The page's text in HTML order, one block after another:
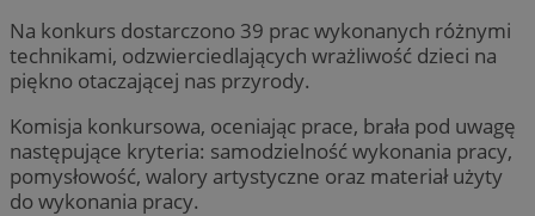
Na konkurs dostarczono 39 prac wykonanych różnymi
technikami, odzwierciedlających wrażliwość dzieci na
piękno otaczającej nas przyrody.
Komisja konkursowa, oceniając prace, brała pod uwagę
następujące kryteria: samodzielność wykonania pracy,
pomysłowość, walory artystyczne oraz materiał użyty
do wykonania pracy.